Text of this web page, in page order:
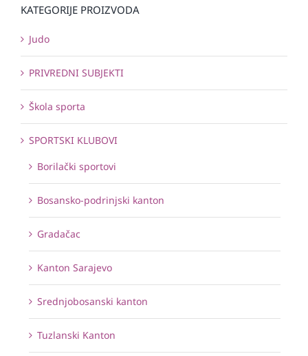
KATEGORIJE PROIZVODA
Judo
PRIVREDNI SUBJEKTI
Škola sporta
SPORTSKI KLUBOVI
Borilački sportovi
Bosansko-podrinjski kanton
Gradačac
Kanton Sarajevo
Srednjobosanski kanton
Tuzlanski Kanton